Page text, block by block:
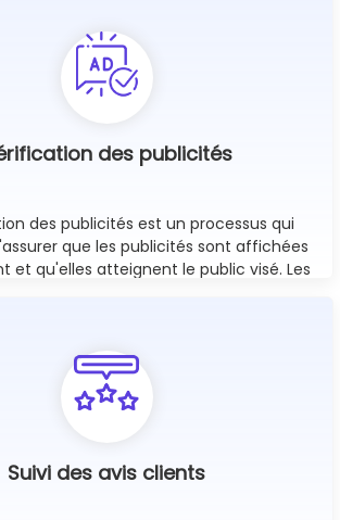
des publicités
des publicités est un processus qui
que les publicités sont affichées
et qu'elles atteignent le public visé. Les
Suivi des avis clients